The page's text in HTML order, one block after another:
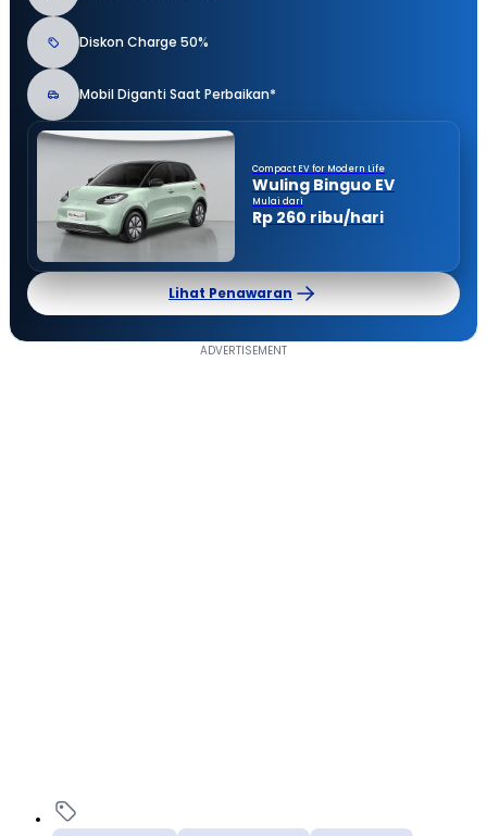
Diskon Charge 50%
Mobil Diganti Saat Perbaikan*
Compact EV for Modern Life
Wuling Binguo EV
Mulai dari
Rp 260 ribu/hari
Lihat Penawaran